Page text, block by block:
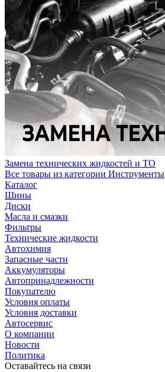
Замена технических жидкостей и ТО
Все товары из категории Инструменты
Каталог
Шины
Диски
Масла и смазки
Фильтры
Технические жидкости
Автохимия
Запасные части
Аккумуляторы
Автопринадлежности
Покупателю
Условия оплаты
Условия доставки
Автосервис
О компании
Новости
Политика
Оставайтесь на связи